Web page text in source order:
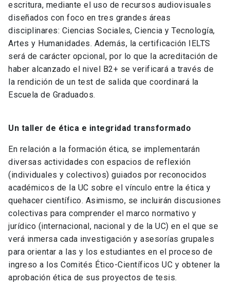
escritura, mediante el uso de recursos audiovisuales
diseñados con foco en tres grandes áreas
disciplinares: Ciencias Sociales, Ciencia y Tecnología,
Artes y Humanidades. Además, la certificación IELTS
será de carácter opcional, por lo que la acreditación de
haber alcanzado el nivel B2+ se verificará a través de
la rendición de un test de salida que coordinará la
Escuela de Graduados.
Un taller de ética e integridad transformado
En relación a la formación ética, se implementarán
diversas actividades con espacios de reflexión
(individuales y colectivos) guiados por reconocidos
académicos de la UC sobre el vínculo entre la ética y
quehacer científico. Asimismo, se incluirán discusiones
colectivas para comprender el marco normativo y
jurídico (internacional, nacional y de la UC) en el que se
verá inmersa cada investigación y asesorías grupales
para orientar a las y los estudiantes en el proceso de
ingreso a los Comités Ético-Científicos UC y obtener la
aprobación ética de sus proyectos de tesis.